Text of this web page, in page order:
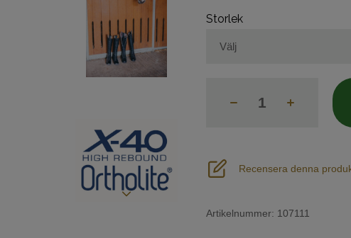
Storlek
Recensera denna
Artikelnummer: 107111